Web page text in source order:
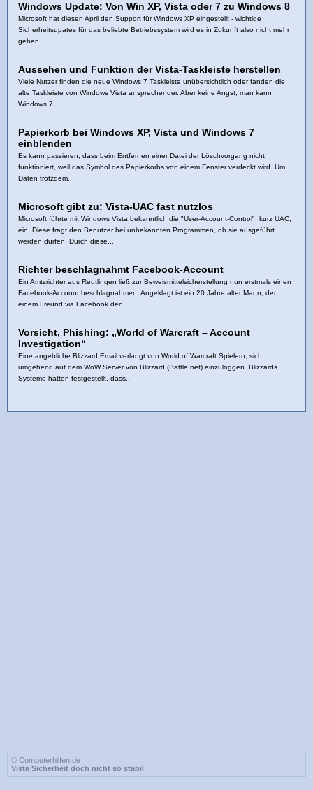
Windows Update: Von Win XP, Vista oder 7 zu Windows 8
Microsoft hat diesen April den Support für Windows XP eingestellt - wichtige
Sicherheitsupates für das beliebte Betriebssystem wird es in Zukunft also nicht mehr
geben....
Aussehen und Funktion der Vista-Taskleiste herstellen
Viele Nutzer finden die neue Windows 7 Taskleiste unübersichtlich oder fanden die
alte Taskleiste von Windows Vista ansprechender. Aber keine Angst, man kann
Windows 7...
Papierkorb bei Windows XP, Vista und Windows 7
einblenden
Es kann passieren, dass beim Entfernen einer Datei der Löschvorgang nicht
funktioniert, weil das Symbol des Papierkorbs von einem Fenster verdeckt wird. Um
Daten trotzdem...
Microsoft gibt zu: Vista-UAC fast nutzlos
Microsoft führte mit Windows Vista bekanntlich die "User-Account-Control", kurz UAC,
ein. Diese fragt den Benutzer bei unbekannten Programmen, ob sie ausgeführt
werden dürfen. Durch diese...
Richter beschlagnahmt Facebook-Account
Ein Amtsrichter aus Reutlingen ließ zur Beweismittelsicherstellung nun erstmals einen
Facebook-Account beschlagnahmen. Angeklagt ist ein 20 Jahre alter Mann, der
einem Freund via Facebook den...
Vorsicht, Phishing: „World of Warcraft – Account
Investigation“
Eine angebliche Blizzard Email verlangt von World of Warcraft Spielern, sich
umgehend auf dem WoW Server von Blizzard (Battle.net) einzuloggen. Blizzards
Systeme hätten festgestellt, dass...
© Computerhilfen.de
Vista Sicherheit doch nicht so stabil